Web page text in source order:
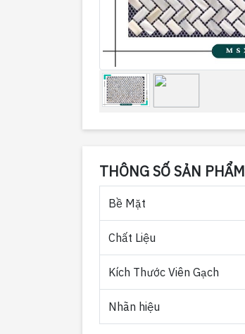
THÔNG SỐ SẢN PHẨM
Bề Mặt
Chất Liệu
Kích Thước Viên Gạch
Nhãn hiệu